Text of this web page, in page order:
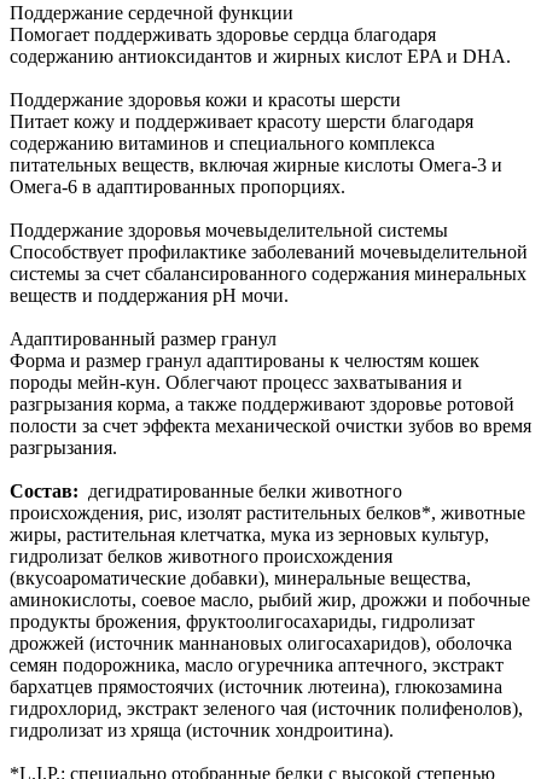
Поддержание сердечной функции
Помогает поддерживать здоровье сердца благодаря
содержанию антиоксидантов и жирных кислот EPA и DHA.
Поддержание здоровья кожи и красоты шерсти
Питает кожу и поддерживает красоту шерсти благодаря
содержанию витаминов и специального комплекса
питательных веществ, включая жирные кислоты Омега-3 и
Омега-6 в адаптированных пропорциях.
Поддержание здоровья мочевыделительной системы
Способствует профилактике заболеваний мочевыделительной
системы за счет сбалансированного содержания минеральных
веществ и поддержания рН мочи.
Адаптированный размер гранул
Форма и размер гранул адаптированы к челюстям кошек
породы мейн-кун. Облегчают процесс захватывания и
разгрызания корма, а также поддерживают здоровье ротовой
полости за счет эффекта механической очистки зубов во время
разгрызания.
Состав: дегидратированные белки животного
происхождения, рис, изолят растительных белков*, животные
жиры, растительная клетчатка, мука из зерновых культур,
гидролизат белков животного происхождения
(вкусоароматические добавки), минеральные вещества,
аминокислоты, соевое масло, рыбий жир, дрожжи и побочные
продукты брожения, фруктоолигосахариды, гидролизат
дрожжей (источник мaннановых олигосахаридов), оболочка
семян подорожника, масло огуречника аптечного, экстракт
бархатцев прямостоячих (источник лютеина), глюкозамина
гидрохлорид, экстракт зеленого чая (источник полифенолов),
гидролизат из хряща (источник хондроитина).
*L.I.P.: специально отобранные белки с высокой степенью